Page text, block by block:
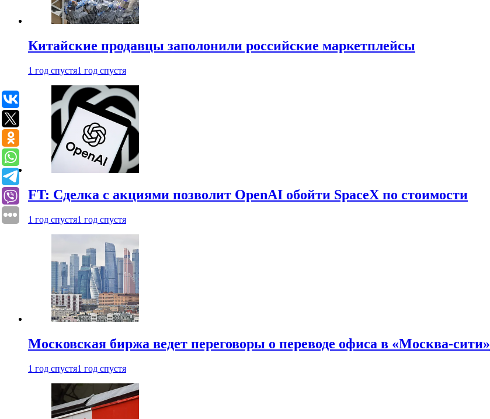
Китайские продавцы заполонили российские маркетплейсы
1 год спустя1 год спустя
FT: Сделка с акциями позволит OpenAI обойти SpaceX по стоимости
1 год спустя1 год спустя
Московская биржа ведет переговоры о переводе офиса в «Москва-сити»
1 год спустя1 год спустя